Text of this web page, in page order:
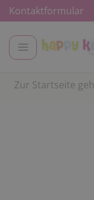
Kontaktformular
Zur Startseite